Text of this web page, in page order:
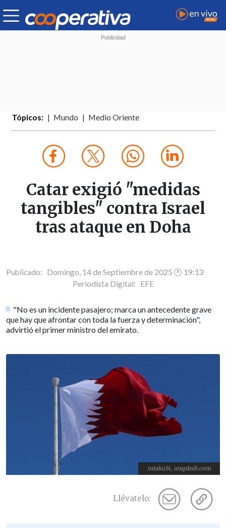
Tópicos: Mundo Medio Oriente
Catar exigió "medidas
tangibles" contra Israel
tras ataque en Doha
Publicado: Domingo, 14 de Septiembre de 2025 🕐 19:13
Periodista Digital: EFE
"No es un incidente pasajero; marca un antecedente grave
que hay que afrontar con toda la fuerza y determinación",
advirtió el primer ministro del emirato.
mtaku14, unsplash.com
Llévatelo: